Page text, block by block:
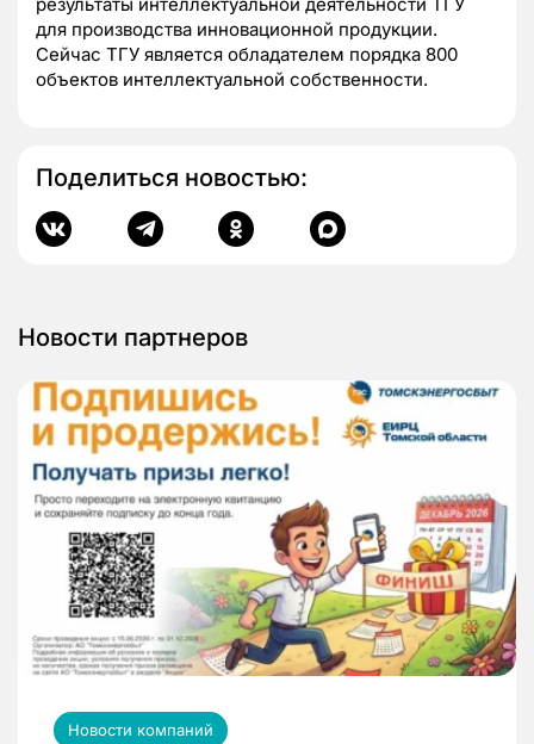
результаты интеллектуальной деятельности ТГУ
для производства инновационной продукции.
Сейчас ТГУ является обладателем порядка 800
объектов интеллектуальной собственности.
Поделиться новостью:
Новости партнеров
Новости компаний